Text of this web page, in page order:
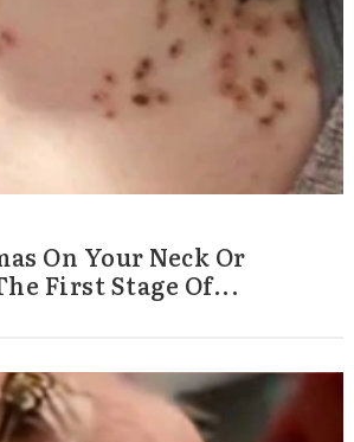
On Your Neck Or
First Stage Of...